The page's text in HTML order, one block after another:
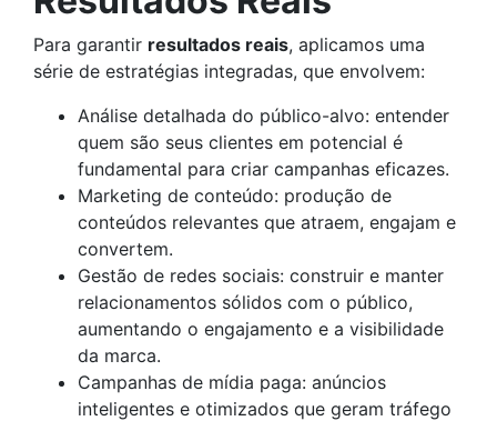
Para garantir resultados reais, aplicamos uma
série de estratégias integradas, que envolvem:
Análise detalhada do público-alvo: entender
quem são seus clientes em potencial é
fundamental para criar campanhas eficazes.
Marketing de conteúdo: produção de
conteúdos relevantes que atraem, engajam e
convertem.
Gestão de redes sociais: construir e manter
relacionamentos sólidos com o público,
aumentando o engajamento e a visibilidade
da marca.
Campanhas de mídia paga: anúncios
inteligentes e otimizados que geram tráfego